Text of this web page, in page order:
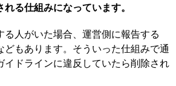
る仕組みになっています。
る人がいた場合、運営側に報告する
どもあります。そういった仕組みで通
イドラインに違反していたら削除され